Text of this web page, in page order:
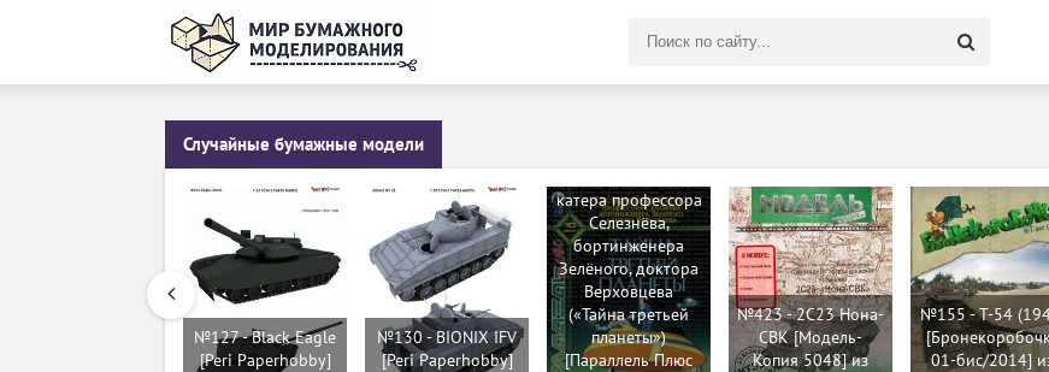
Случайные бумажные модели
№127 - Black Eagle
[Peri Paperhobby]
№130 - BIONIX IFV
[Peri Paperhobby]
катера профессора
Селезнёва,
бортинженера
Зелёного, доктора
Верховцева
(«Тайна третьей
планеты»)
[Параллель Плюс
№423 - 2C23 Нона-
СВК [Модель-
Копия 5048] из
№155 - T-54
01-бис/2014]